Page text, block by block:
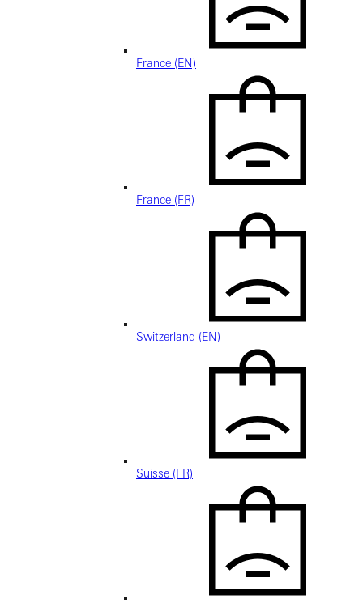
France (EN)
France (FR)
Switzerland (EN)
Suisse (FR)